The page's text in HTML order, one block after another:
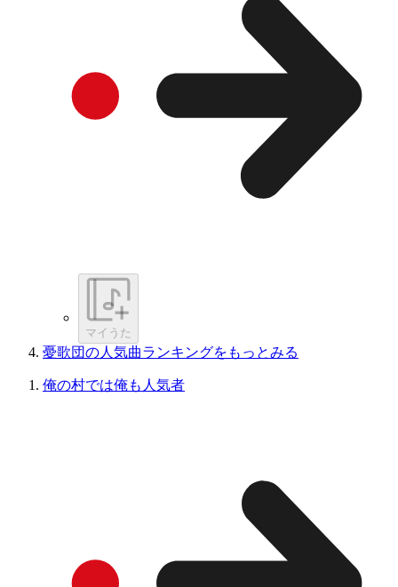
マイうた
憂歌団の人気曲ランキングをもっとみる
俺の村では俺も人気者